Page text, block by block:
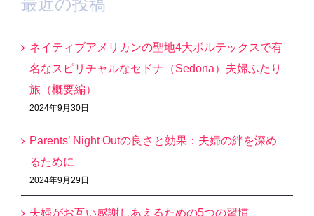
ネイティブアメリカンの聖地4大ボルテックスで有
名なスピリチャルなセドナ（Sedona）夫婦ふたり
旅（概要編）
2024年9月30日
Parents’ Night Outの良さと効果：夫婦の絆を深め
るために
2024年9月29日
夫婦がお互い感謝しあえるための5つの習慣